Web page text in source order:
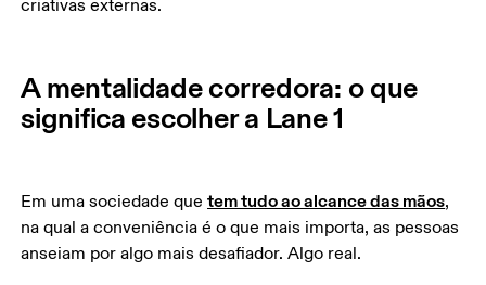
criativas externas.
A mentalidade corredora: o que
significa escolher a Lane 1
Em uma sociedade que tem tudo ao alcance das mãos,
na qual a conveniência é o que mais importa, as pessoas
anseiam por algo mais desafiador. Algo real.